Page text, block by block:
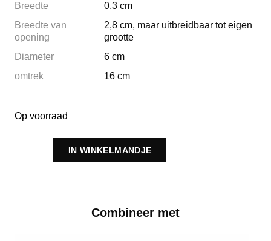
Breedte
0,3 cm
Breedte van
opening
2,8 cm, maar uitbreidbaar tot eigen
grootte
Diameter
6 cm
omtrek
16 cm
Op voorraad
IN WINKELMANDJE
Combineer met